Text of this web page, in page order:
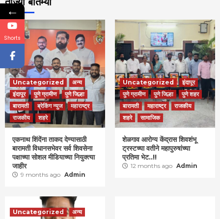
Uncategorized
अन्य
इंदापूर
पुणे ग्रामीण
पुणे जिल्हा
बारामती
ब्रेकिंग न्युज
महाराष्ट्र
राजकीय
शहरे
एकनाथ शिंदेंना ताकद देण्यासाठी
बारामती विधानसभेवर सर्व शिवसेना
पक्षाच्या सोशल मीडियाच्या नियुक्त्या
जाहीर
9 months ago Admin
Uncategorized
इंदापूर
पुणे ग्रामीण
पुणे जिल्हा
पुणे शहर
बारामती
महाराष्ट्र
राजकीय
शहरे
सामाजिक
शेळगाव आरोग्य केंद्रास शिवशंभू
ट्रस्टच्या वतीने महापुरुषांच्या
प्रतिमा भेट..!!
12 months ago Admin
Uncategorized
अन्य
←
Shorts